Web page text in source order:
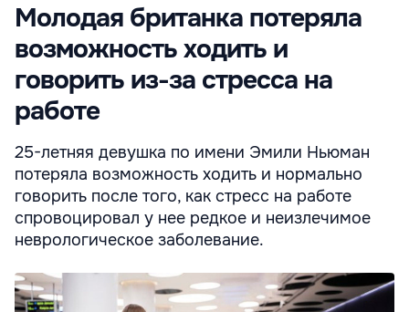
Молодая британка потеряла
возможность ходить и
говорить из-за стресса на
работе
25-летняя девушка по имени Эмили Ньюман
потеряла возможность ходить и нормально
говорить после того, как стресс на работе
спровоцировал у нее редкое и неизлечимое
неврологическое заболевание.